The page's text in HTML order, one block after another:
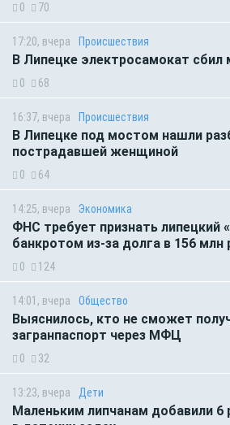
0 70
17:20, вчера Происшествия
В Липецке электросамокат
0 68
16:37, вчера Происшествия
В Липецке под мостом нашли
пострадавшей женщиной
0 64
14:25, вчера Экономика
ФНС требует признать липецкий
банкротом из-за долга в 156 млн
0 124
14:01, вчера Общество
Выяснилось, кто не сможет
загранпаспорт через МФЦ
0 32
13:23, вчера Дети
Маленьким липчанам добавили 6